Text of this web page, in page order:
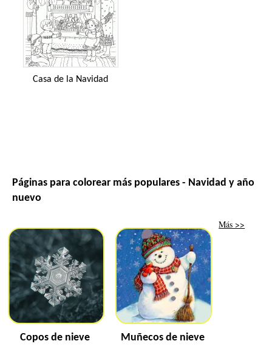
Casa de la Navidad
Páginas para colorear más populares - Navidad y año
nuevo
Copos de nieve Muñecos de nieve
Más >>